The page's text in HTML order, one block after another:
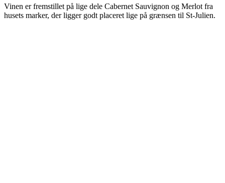
Vinen er fremstillet på lige dele Cabernet Sauvignon og Merlot fra
husets marker, der ligger godt placeret lige på grænsen til St-Julien.